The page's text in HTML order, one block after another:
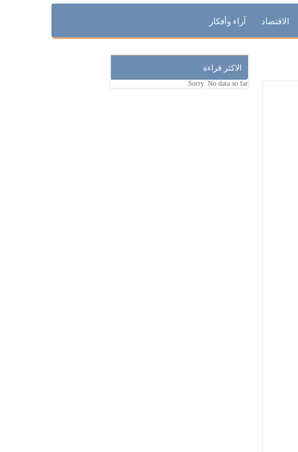
الاقتصاد آراء وأفكار
الاكثر قراءة
Sorry. No data so far.